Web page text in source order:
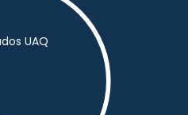
UAQ